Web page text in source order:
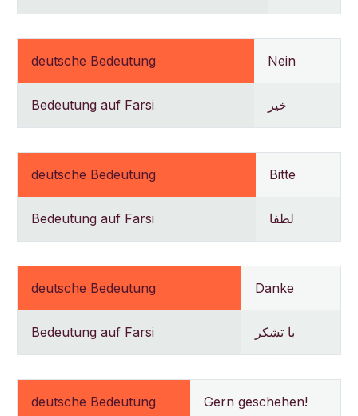
deutsche Bedeutung Nein
Bedeutung auf Farsi خیر
deutsche Bedeutung Bitte
Bedeutung auf Farsi لطفا
deutsche Bedeutung Danke
Bedeutung auf Farsi با تشکر
deutsche Bedeutung Gern geschehen!